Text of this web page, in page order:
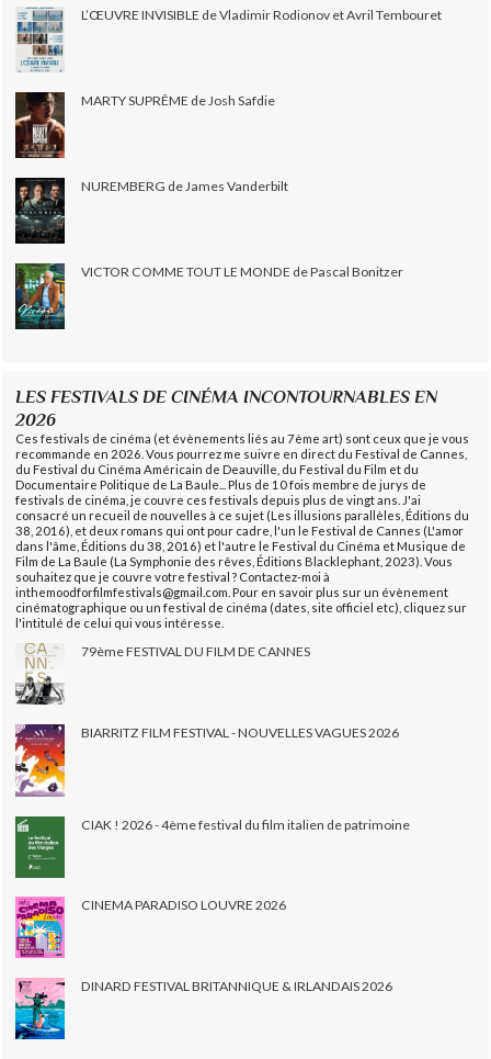
L’ŒUVRE INVISIBLE de Vladimir Rodionov et Avril Tembouret
MARTY SUPRÊME de Josh Safdie
NUREMBERG de James Vanderbilt
VICTOR COMME TOUT LE MONDE de Pascal Bonitzer
LES FESTIVALS DE CINÉMA INCONTOURNABLES EN
2026
Ces festivals de cinéma (et évènements liés au 7ème art) sont ceux que je vous
recommande en 2026. Vous pourrez me suivre en direct du Festival de Cannes,
du Festival du Cinéma Américain de Deauville, du Festival du Film et du
Documentaire Politique de La Baule... Plus de 10 fois membre de jurys de
festivals de cinéma, je couvre ces festivals depuis plus de vingt ans. J'ai
consacré un recueil de nouvelles à ce sujet (Les illusions parallèles, Éditions du
38, 2016), et deux romans qui ont pour cadre, l'un le Festival de Cannes (L'amor
dans l'âme, Éditions du 38, 2016) et l'autre le Festival du Cinéma et Musique de
Film de La Baule (La Symphonie des rêves, Éditions Blacklephant, 2023). Vous
souhaitez que je couvre votre festival ? Contactez-moi à
inthemoodforfilmfestivals@gmail.com. Pour en savoir plus sur un évènement
cinématographique ou un festival de cinéma (dates, site officiel etc), cliquez sur
l'intitulé de celui qui vous intéresse.
79ème FESTIVAL DU FILM DE CANNES
BIARRITZ FILM FESTIVAL - NOUVELLES VAGUES 2026
CIAK ! 2026 - 4ème festival du film italien de patrimoine
CINEMA PARADISO LOUVRE 2026
DINARD FESTIVAL BRITANNIQUE & IRLANDAIS 2026